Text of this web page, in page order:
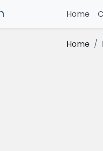
Home
Home